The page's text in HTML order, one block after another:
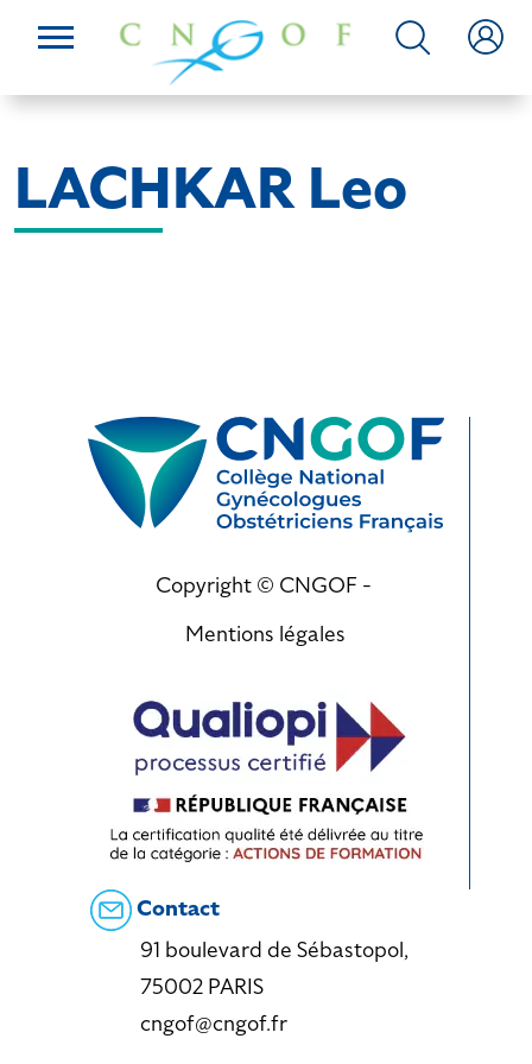
LACHKAR Leo
Copyright © CNGOF -
Mentions légales
Contact
91 boulevard de Sébastopol,
75002 PARIS
cngof@cngof.fr